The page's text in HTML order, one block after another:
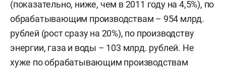
(показательно, ниже, чем в 2011 году на 4,5%), по
обрабатывающим производствам – 954 млрд.
рублей (рост сразу на 20%), по производству
энергии, газа и воды – 103 млрд. рублей. Не
хуже по обрабатывающим производствам